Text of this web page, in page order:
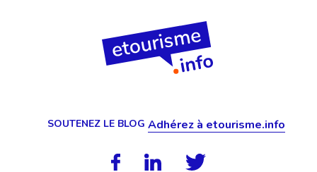
SOUTENEZ LE BLOG Adhérez à etourisme.info